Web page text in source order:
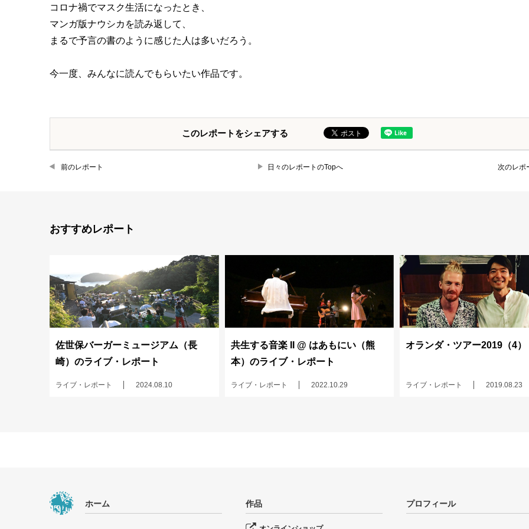
コロナ禍でマスク生活になったとき、
マンガ版ナウシカを読み返して、
まるで予言の書のように感じた人は多いだろう。
今一度、みんなに読んでもらいたい作品です。
このレポートをシェアする
前のレポート 日々のレポートのTopへ 次のレポ
おすすめレポート
佐世保バーガーミュージアム（長
崎）のライブ・レポート
ライブ・レポート 2024.08.10
共生する音楽 II @ はあもにい（熊
本）のライブ・レポート
ライブ・レポート 2022.10.29
オランダ・ツアー2019（4）
ライブ・レポート 2019.08.23
ホーム 作品 プロフィール